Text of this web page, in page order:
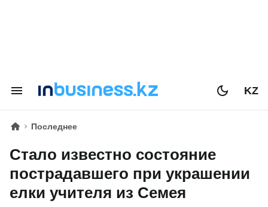
KZ
Последнее
Стало известно состояние
пострадавшего при украшении
елки учителя из Семея